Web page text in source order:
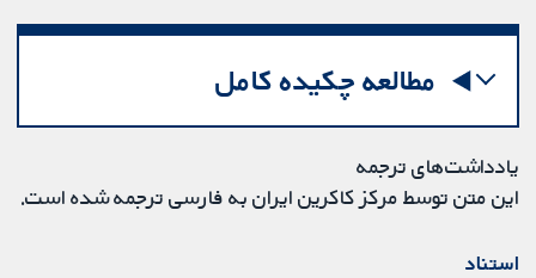
مطالعه چکیده کامل
یادداشت‌های ترجمه
این متن توسط مرکز کاکرین ایران به فارسی ترجمه شده است.
استناد